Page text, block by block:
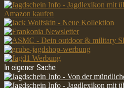
In eigener Sache